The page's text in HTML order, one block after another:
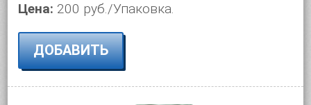
Цена: 200 руб./Упаковка.
ДОБАВИТЬ